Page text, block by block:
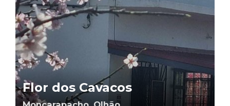
Flor dos Cavacos